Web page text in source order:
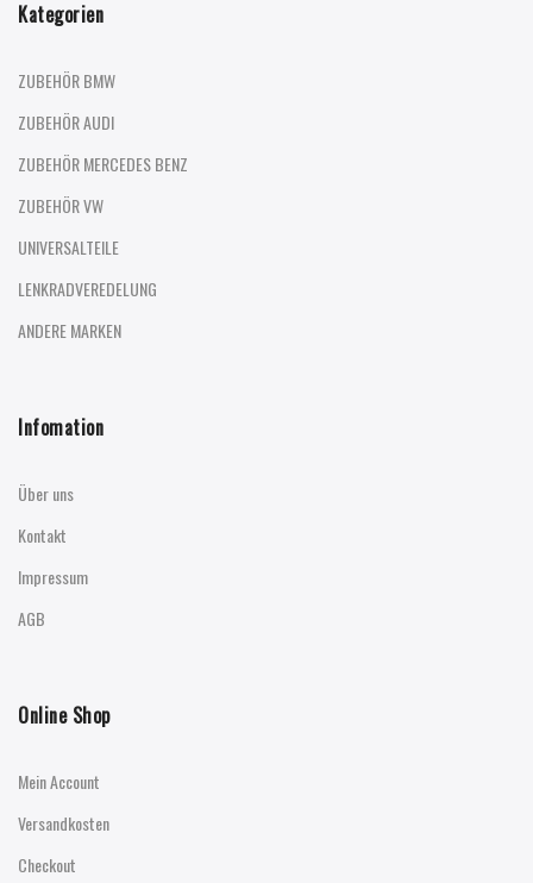
Kategorien
ZUBEHÖR BMW
ZUBEHÖR AUDI
ZUBEHÖR MERCEDES BENZ
ZUBEHÖR VW
UNIVERSALTEILE
LENKRADVEREDELUNG
ANDERE MARKEN
Infomation
Über uns
Kontakt
Impressum
AGB
Online Shop
Mein Account
Versandkosten
Checkout